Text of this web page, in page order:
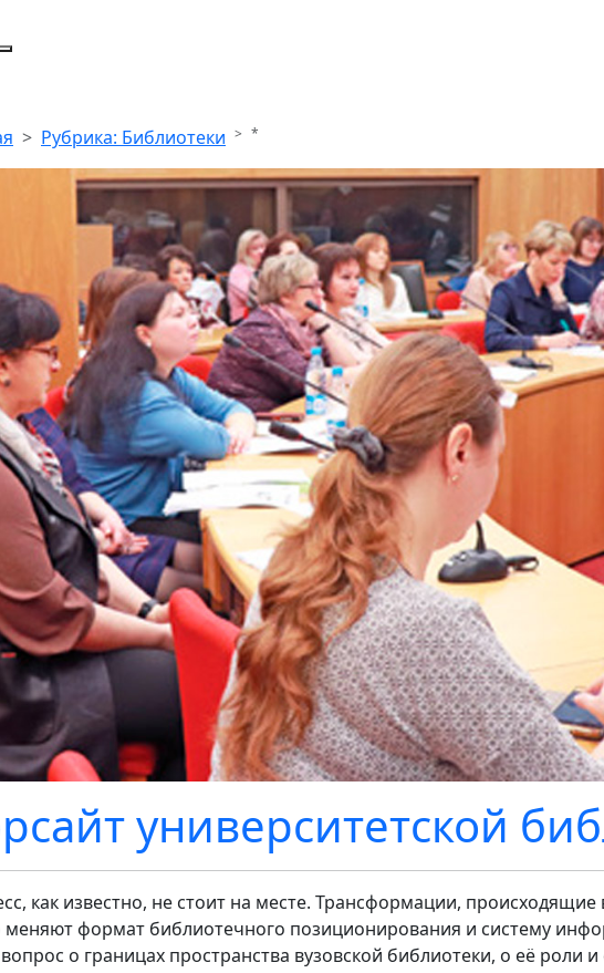
Рубрика: Библиотеки *
университетской
как известно, не стоит на месте. Трансформации,
меняют формат библиотечного позиционирования и систему
вопрос о границах пространства вузовской библиотеки, о её роли